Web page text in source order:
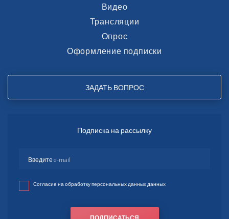
Видео
Трансляции
Опрос
Оформление подписки
ЗАДАТЬ ВОПРОС
Подписка на рассылку
Согласие на обработку персональных данных данных